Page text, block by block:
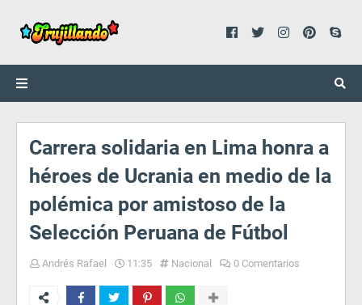
Carrera solidaria en Lima honra a
héroes de Ucrania en medio de la
polémica por amistoso de la
Selección Peruana de Fútbol
Andrés Rafael 11:35 Nacional 0 Comentarios